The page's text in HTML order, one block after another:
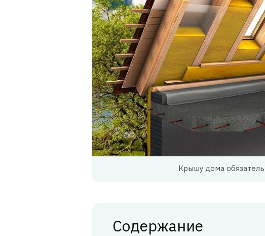
Крышу дома
Содержание